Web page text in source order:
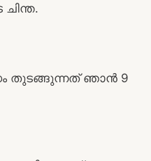
തുടങ്ങുന്നത് ഞാൻ 9